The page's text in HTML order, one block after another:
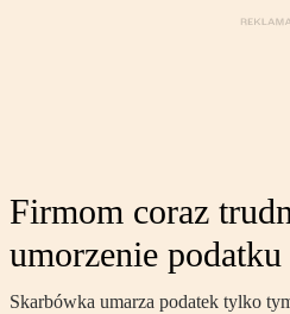
Firmom coraz
umorzenie
Skarbówka umarza podatek tylko